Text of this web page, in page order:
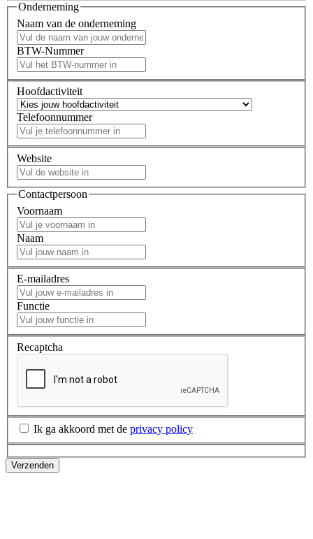
Onderneming
Naam van de onderneming
BTW-Nummer
Hoofdactiviteit
Telefoonnummer
Website
Contactpersoon
Voornaam
Naam
E-mailadres
Functie
Recaptcha
Ik ga akkoord met de privacy policy